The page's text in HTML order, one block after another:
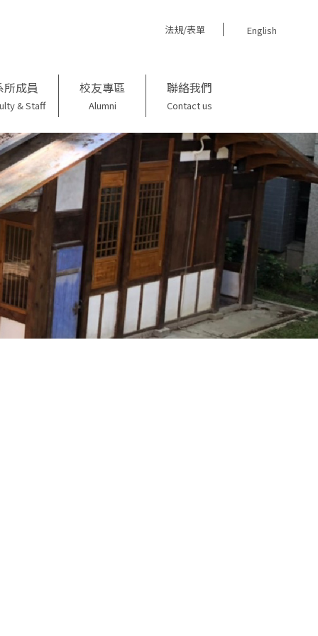
法規/表單 English
所成員
& Staff
校友專區
Alumni
聯絡我們
Contact us